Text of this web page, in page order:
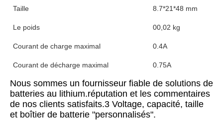
Taille 8.7*21*48 mm
Le poids 00,02 kg
Courant de charge maximal 0.4A
Courant de décharge maximal 0.75A
Nous sommes un fournisseur fiable de solutions de
batteries au lithium.réputation et les commentaires
de nos clients satisfaits.3 Voltage, capacité, taille
et boîtier de batterie "personnalisés".